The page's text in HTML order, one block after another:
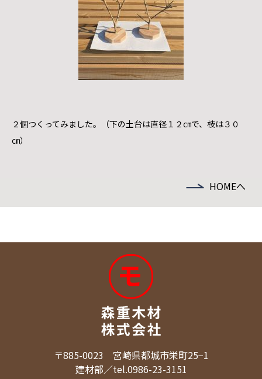
２個つくってみました。（下の土台は直径１２㎝で、枝は３０
㎝）
HOMEへ
〒885-0023 宮崎県都城市栄町25−1
建材部／tel.0986-23-3151